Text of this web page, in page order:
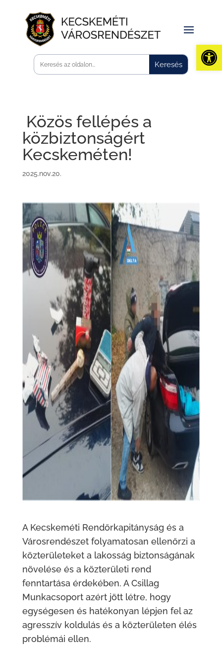
Közös fellépés a
közbiztonságért
Kecskeméten!
2025.nov.20.
A Kecskeméti Rendőrkapitányság és a
Városrendészet folyamatosan ellenőrzi a
közterületeket a lakosság biztonságának
növelése és a közterületi rend
fenntartása érdekében. A Csillag
Munkacsoport azért jött létre, hogy
egységesen és hatékonyan lépjen fel az
agresszív koldulás és a közterületen élés
problémái ellen.